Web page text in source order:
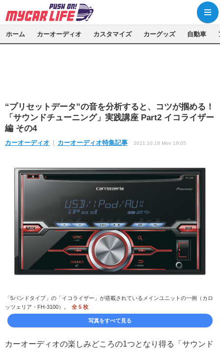
ホーム カーオーディオ カスタマイズ カーグッズ 自動車
“プリセットデータ”の音を分析すると、コツが掴める！
「サウンドチューニング」実践講座 Part2 イコライザー
編 その4
カーオーディオ カーオーディオ特集記事 2021.10.18 Mon 19:05
「5バンドタイプ」の「イコライザー」が搭載されているメインユニットの一例（カロ
ッツェリア・FH-3100）。
全 5 枚
写真をすべて見る
カーオーディオの楽しみどころの1つとなり得る「サウンド